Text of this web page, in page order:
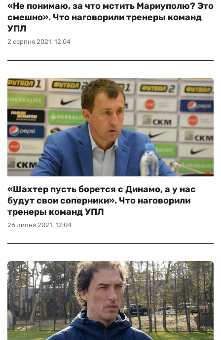
2 серпня 2021, 12:04
«Не понимаю, за что мстить Мариуполю? Это
смешно». Что наговорили тренеры команд
УПЛ
26 липня 2021, 12:04
«Шахтер пусть борется с Динамо, а у нас
будут свои соперники». Что наговорили
тренеры команд УПЛ